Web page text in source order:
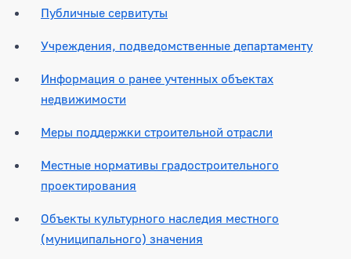
Публичные сервитуты
Учреждения, подведомственные департаменту
Информация о ранее учтенных объектах
недвижимости
Меры поддержки строительной отрасли
Местные нормативы градостроительного
проектирования
Объекты культурного наследия местного
(муниципального) значения